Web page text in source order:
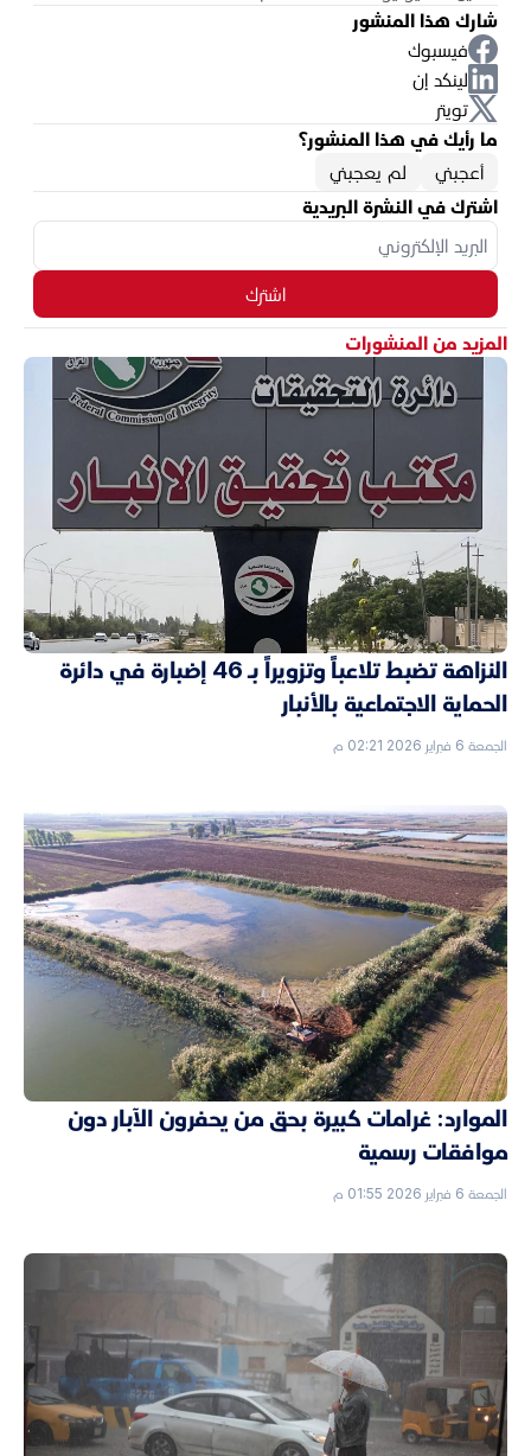
شارك هذا المنشور
فيسبوك
لينكد إن
تويتر
ما رأيك في هذا المنشور؟
أعجبني
لم يعجبني
اشترك في النشرة البريدية
اشترك
المزيد من المنشورات
النزاهة تضبط تلاعباً وتزويراً بـ 46 إضبارة في دائرة
الحماية الاجتماعية بالأنبار
الجمعة 6 فبراير 2026 02:21 م
الموارد: غرامات كبيرة بحق من يحفرون الآبار دون
موافقات رسمية
الجمعة 6 فبراير 2026 01:55 م